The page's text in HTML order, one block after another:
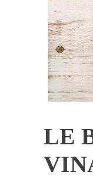
LE